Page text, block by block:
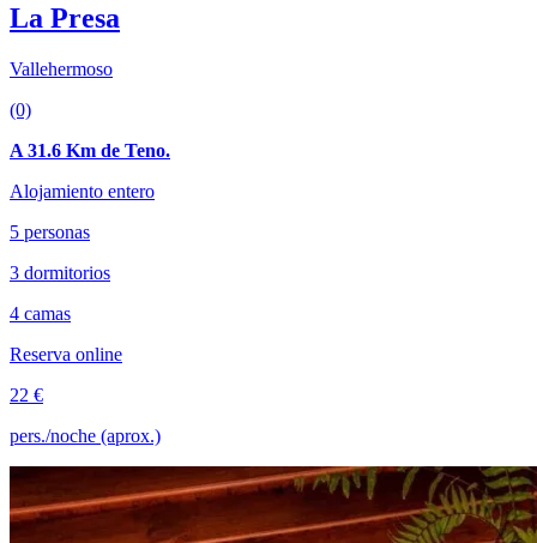
La Presa
Vallehermoso
(0)
A 31.6 Km de Teno.
Alojamiento entero
5 personas
3 dormitorios
4 camas
Reserva online
22 €
pers./noche (aprox.)